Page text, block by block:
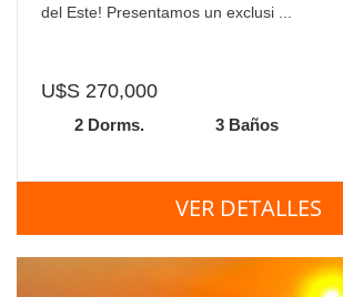
del Este! Presentamos un exclusi ...
U$S 270,000
2 Dorms. 3 Baños
VER DETALLES